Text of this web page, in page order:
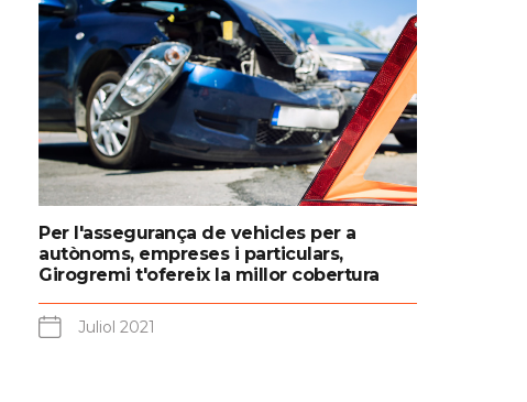
Per l'assegurança de vehicles per a
autònoms, empreses i particulars,
Girogremi t'ofereix la millor cobertura
Juliol 2021